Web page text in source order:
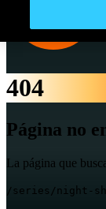
404
Página no
La página que
/series/night-